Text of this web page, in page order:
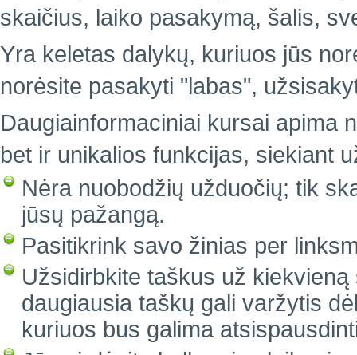
skaičius, laiko pasakymą, šalis,
Yra keletas dalykų, kuriuos jūs
norėsite pasakyti "labas",
Daugiainformaciniai kursai apima
bet ir unikalios funkcijas, siekiant
Nėra nuobodžių užduočių; tik
jūsų pažangą.
Pasitikrink savo žinias per
Užsidirbkite taškus už
daugiausia taškų gali varžytis
kuriuos bus galima